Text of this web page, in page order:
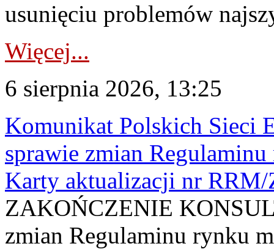
usunięciu problemów
Więcej...
6 sierpnia 2026, 13:25
Komunikat Polskich Sieci
sprawie zmian
Karty aktualizacji nr
ZAKOŃCZENIE
zmian Regulaminu rynku